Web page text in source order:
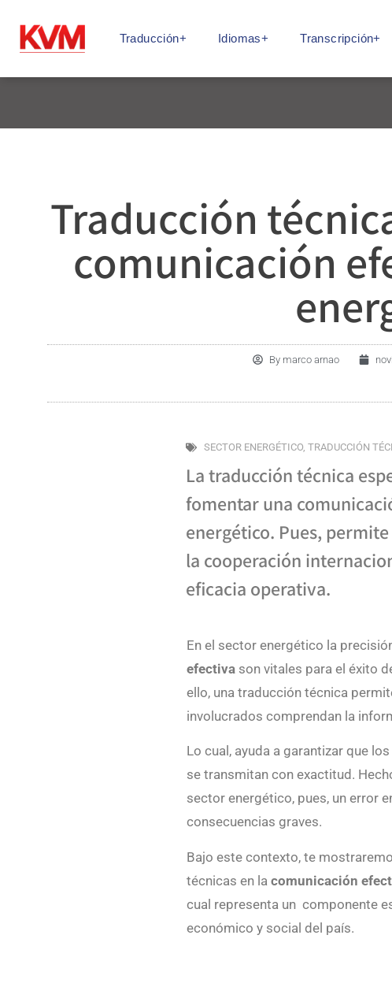
Traducción+ Idiomas+ Transcripción+
Traducción
comunicación
Bymarco arnao
SECTOR ENERGÉTICO, TRADUCCIÓN
La traducción técnica
fomentar una
energético. Pues,
la cooperación
eficacia operativa.
En el sector energético la
efectiva son vitales para el éxito
ello, una traducción técnica
involucrados comprendan la
Lo cual, ayuda a garantizar que
se transmitan con exactitud.
sector energético, pues, un error
consecuencias graves.
Bajo este contexto, te
técnicas en lacomunicación
cual representa un componente
económico y social del país.